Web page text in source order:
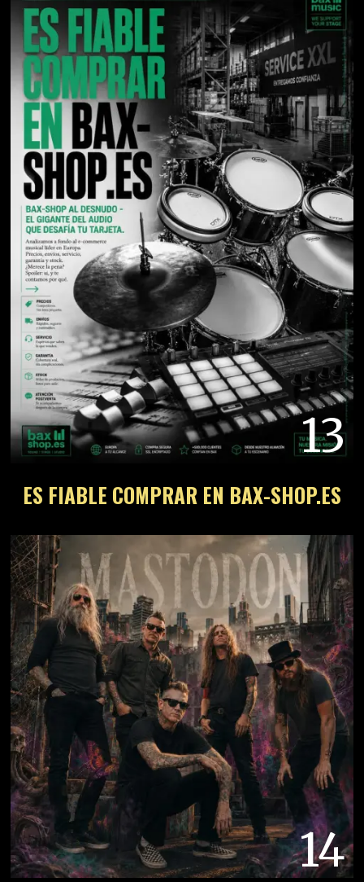
13
ES FIABLE COMPRAR EN BAX-SHOP.ES
14